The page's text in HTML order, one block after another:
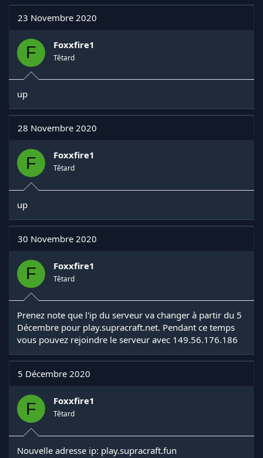
23 Novembre 2020
F Foxxfire1
Têtard
up
28 Novembre 2020
F Foxxfire1
Têtard
up
30 Novembre 2020
F Foxxfire1
Têtard
Prenez note que l'ip du serveur va changer à partir du 5
Décembre pour play.supracraft.net. Pendant ce temps
vous pouvez rejoindre le serveur avec 149.56.176.186
5 Décembre 2020
F Foxxfire1
Têtard
Nouvelle adresse ip: play.supracraft.fun